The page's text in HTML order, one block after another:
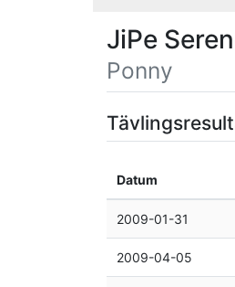
JiPe
Ponny
Datum
2009-01-31
2009-04-05